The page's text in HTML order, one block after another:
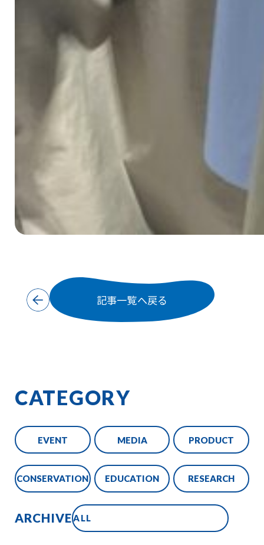
記事一覧へ戻る
CATEGORY
EVENT MEDIA PRODUCT
CONSERVATION EDUCATION RESEARCH
ARCHIVE